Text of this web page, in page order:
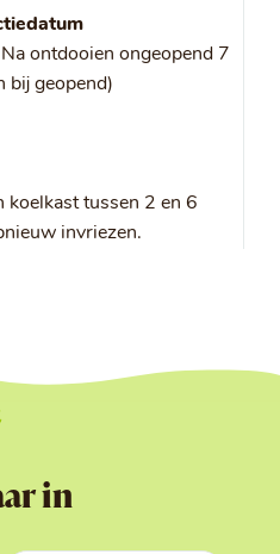
ontdooien ongeopend 7
bij geopend)
koelkast tussen 2 en 6
invriezen.
in